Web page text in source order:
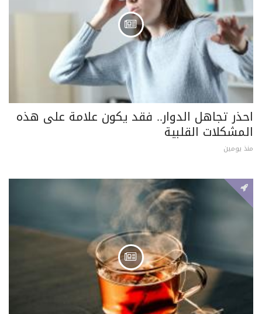
احذر تجاهل الدوار.. فقد يكون علامة على هذه
المشكلات القلبية
منذ يومين